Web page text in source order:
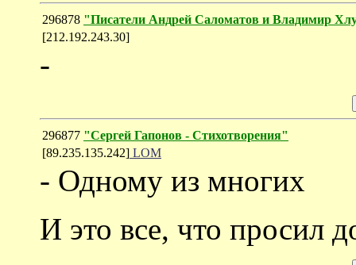
296878 "Писатели Андрей Саломатов и Владимир
[212.192.243.30]
-
296877 "Сергей Гапонов - Стихотворения"
[89.235.135.242] LOM
- Одному из многих
И это все, что просил